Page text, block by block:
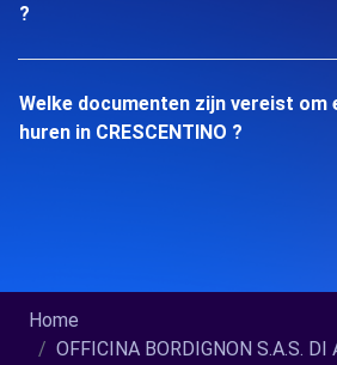
?
Welke documenten zijn vereist om
huren in CRESCENTINO ?
Home
OFFICINA BORDIGNON S.A.S. DI